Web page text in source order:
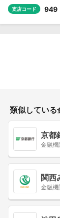
支店コード 949
類似している
京都
金融
関西
金融